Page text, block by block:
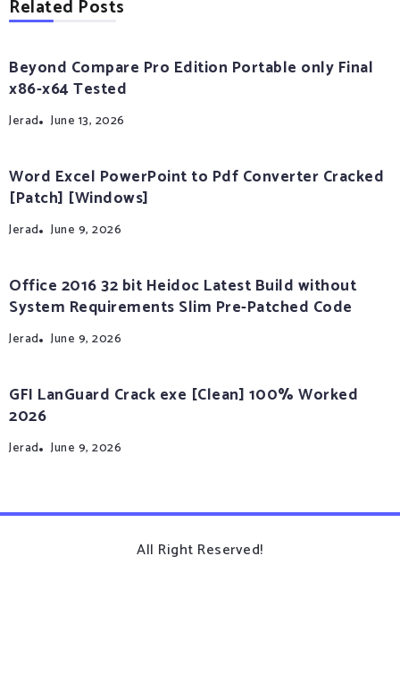
Related Posts
Beyond Compare Pro Edition Portable only Final
x86-x64 Tested
Jerad June 13, 2026
Word Excel PowerPoint to Pdf Converter Cracked
[Patch] [Windows]
Jerad June 9, 2026
Office 2016 32 bit Heidoc Latest Build without
System Requirements Slim Pre-Patched Code
Jerad June 9, 2026
GFI LanGuard Crack exe [Clean] 100% Worked
2026
Jerad June 9, 2026
All Right Reserved!